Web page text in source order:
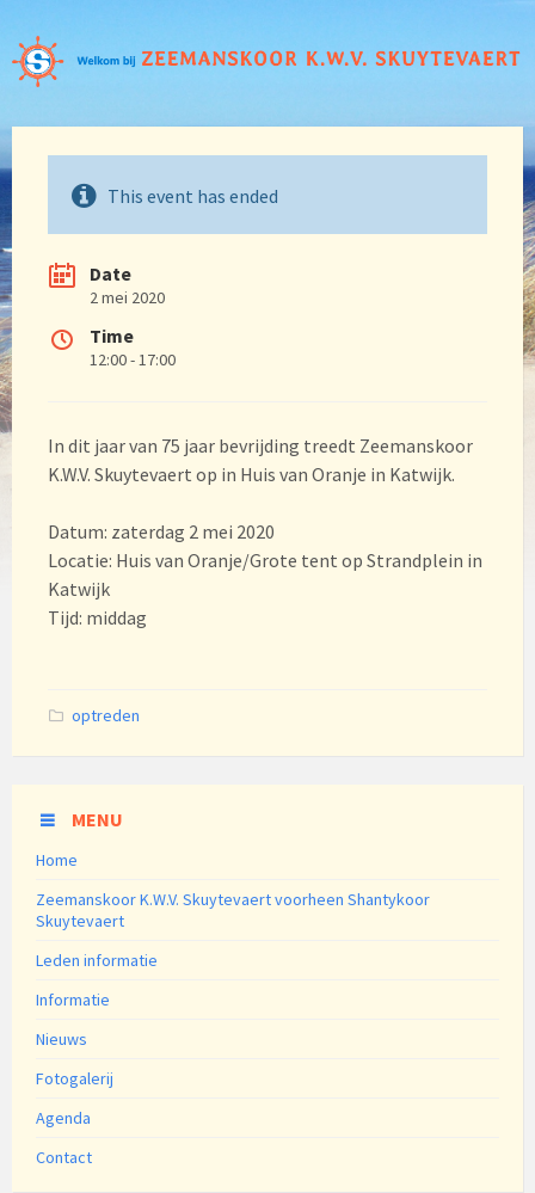
This event has ended
Date
2 mei 2020
Time
12:00 - 17:00
In dit jaar van 75 jaar bevrijding treedt Zeemanskoor
K.W.V. Skuytevaert op in Huis van Oranje in Katwijk.
Datum: zaterdag 2 mei 2020
Locatie: Huis van Oranje/Grote tent op Strandplein in
Katwijk
Tijd: middag
Categories:
optreden
MENU
Home
Zeemanskoor K.W.V. Skuytevaert voorheen Shantykoor
Skuytevaert
Leden informatie
Informatie
Nieuws
Fotogalerij
Agenda
Contact